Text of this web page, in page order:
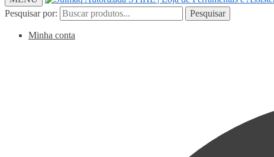
Pesquisar por:
Pesquisar
Minha conta